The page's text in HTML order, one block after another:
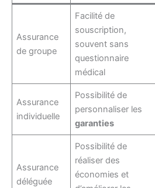
Assurance
de groupe
Facilité de
souscription,
souvent sans
questionnaire
médical
Assurance
individuelle
Possibilité de
personnaliser les
garanties
Assurance
déléguée
Possibilité de
réaliser des
économies et